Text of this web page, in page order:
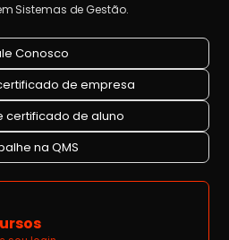
Sistemas de Gestão.
Conosco
de empresa
certificado de aluno
na QMS